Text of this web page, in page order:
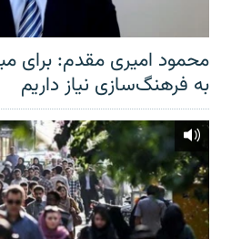
محمود امیری مقدم: برای
به فرهنگ‌سازی نیاز داریم